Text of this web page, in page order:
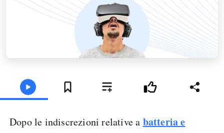
Dopo le indiscrezioni relative a batteria e